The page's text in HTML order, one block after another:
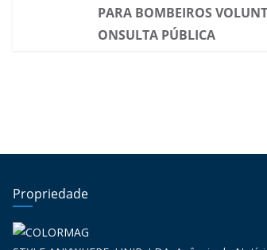
PARA BOMBEIROS
ONSULTA PÚBLICA
Propriedade